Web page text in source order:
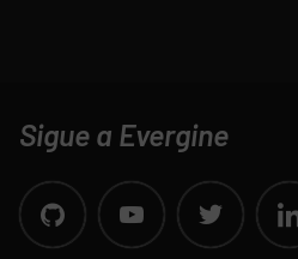
Sigue a Evergine